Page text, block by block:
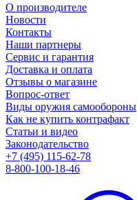
О производителе
Новости
Контакты
Наши партнеры
Сервис и гарантия
Доставка и оплата
Отзывы о магазине
Вопрос-ответ
Виды оружия самообороны
Как не купить контрафакт
Статьи и видео
Законодательство
+7 (495) 115-62-78
8-800-100-18-46